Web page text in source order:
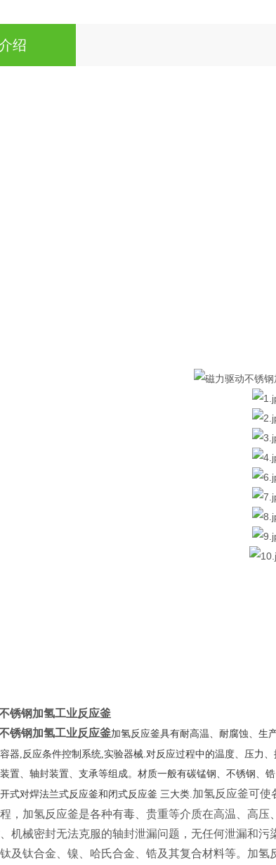
绍
锈钢加氢工业反应釜
锈钢加氢工业反应釜加氢反应釜具有耐高温、耐腐蚀、生
器,反应条件控制系统,实验器械.对反应过程中的温度、压力
置、轴封装置、支承等组成。材质一般有碳锰钢、不锈钢、
式对焊法兰式反应釜和闭式反应釜 三大类.加氢反应釜可使
，加氢反应釜是各种有毒、贵重等介质在高温、高
机械密封无法克服的轴封泄漏问题，无任何泄漏和
及钛合金、镍、哈氏合金、锆及其复合材料等。加